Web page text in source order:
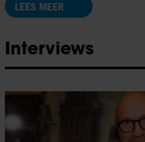
LEES MEER
Interviews